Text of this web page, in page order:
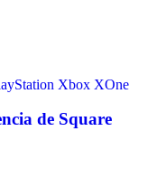
Xbox XOne
de Square